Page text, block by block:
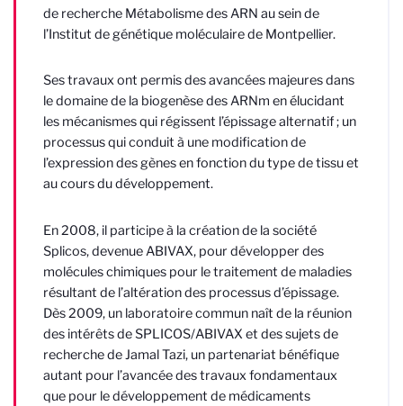
de recherche Métabolisme des ARN au sein de
l’Institut de génétique moléculaire de Montpellier.
Ses travaux ont permis des avancées majeures dans
le domaine de la biogenèse des ARNm en élucidant
les mécanismes qui régissent l’épissage alternatif ; un
processus qui conduit à une modification de
l’expression des gènes en fonction du type de tissu et
au cours du développement.
En 2008, il participe à la création de la société
Splicos, devenue ABIVAX, pour développer des
molécules chimiques pour le traitement de maladies
résultant de l’altération des processus d’épissage.
Dès 2009, un laboratoire commun naît de la réunion
des intérêts de SPLICOS/ABIVAX et des sujets de
recherche de Jamal Tazi, un partenariat bénéfique
autant pour l’avancée des travaux fondamentaux
que pour le développement de médicaments